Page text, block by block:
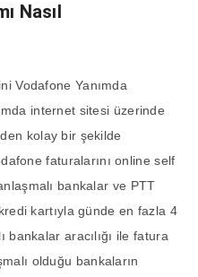
Nasıl
Vodafone Yanımda
internet sitesi üzerinde
kolay bir şekilde
faturalarını online self
bankalar ve PTT
kartıyla günde en fazla 4
aracılığı ile fatura
olduğu bankaların